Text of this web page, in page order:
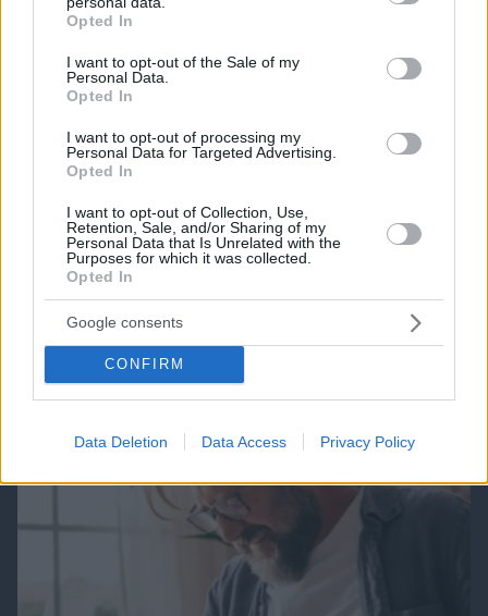
grant or deny consent to Google and its third-party tags to
use your data for below specified purposes in below Google
consent section.
Opted In
I want to opt-out of the Sale of my
Personal Data.
Opted In
I want to opt-out of processing my
Personal Data for Targeted Advertising.
Opted In
I want to opt-out of Collection, Use,
Retention, Sale, and/or Sharing of my
Personal Data that Is Unrelated with the
Purposes for which it was collected.
Opted In
Google consents
CONFIRM
Data Deletion Data Access Privacy Policy
Games
ΔΕΙΤΕ ΟΛΑ ΤΑ GAMES
Best of Network